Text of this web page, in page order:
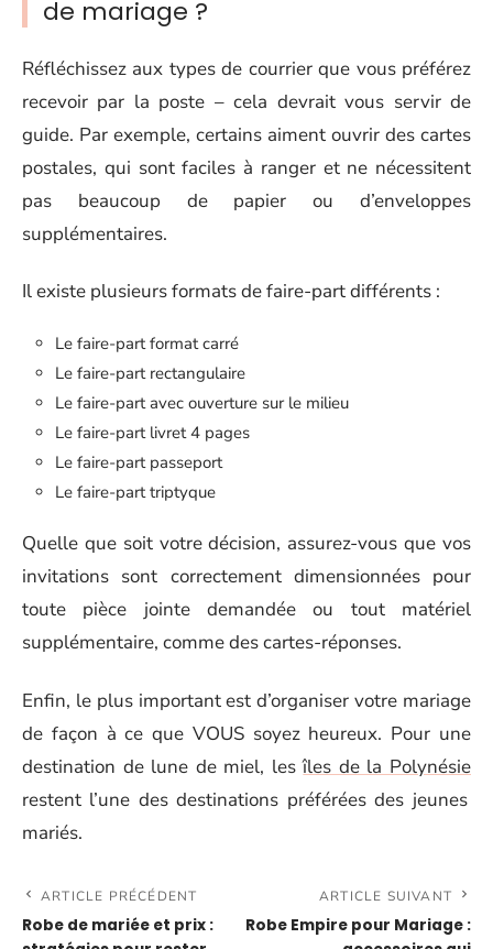
de mariage ?
Réfléchissez aux types de courrier que vous préférez
recevoir par la poste – cela devrait vous servir de
guide. Par exemple, certains aiment ouvrir des cartes
postales, qui sont faciles à ranger et ne nécessitent
pas beaucoup de papier ou d’enveloppes
supplémentaires.
Il existe plusieurs formats de faire-part différents :
Le faire-part format carré
Le faire-part rectangulaire
Le faire-part avec ouverture sur le milieu
Le faire-part livret 4 pages
Le faire-part passeport
Le faire-part triptyque
Quelle que soit votre décision, assurez-vous que vos
invitations sont correctement dimensionnées pour
toute pièce jointe demandée ou tout matériel
supplémentaire, comme des cartes-réponses.
Enfin, le plus important est d’organiser votre mariage
de façon à ce que VOUS soyez heureux. Pour une
destination de lune de miel, lesîles de la Polynésie
restent l’une des destinations préférées des jeunes
mariés.
ARTICLE PRÉCÉDENT
Robe de mariée et prix :
ARTICLE SUIVANT
Robe Empire pour Mariage :